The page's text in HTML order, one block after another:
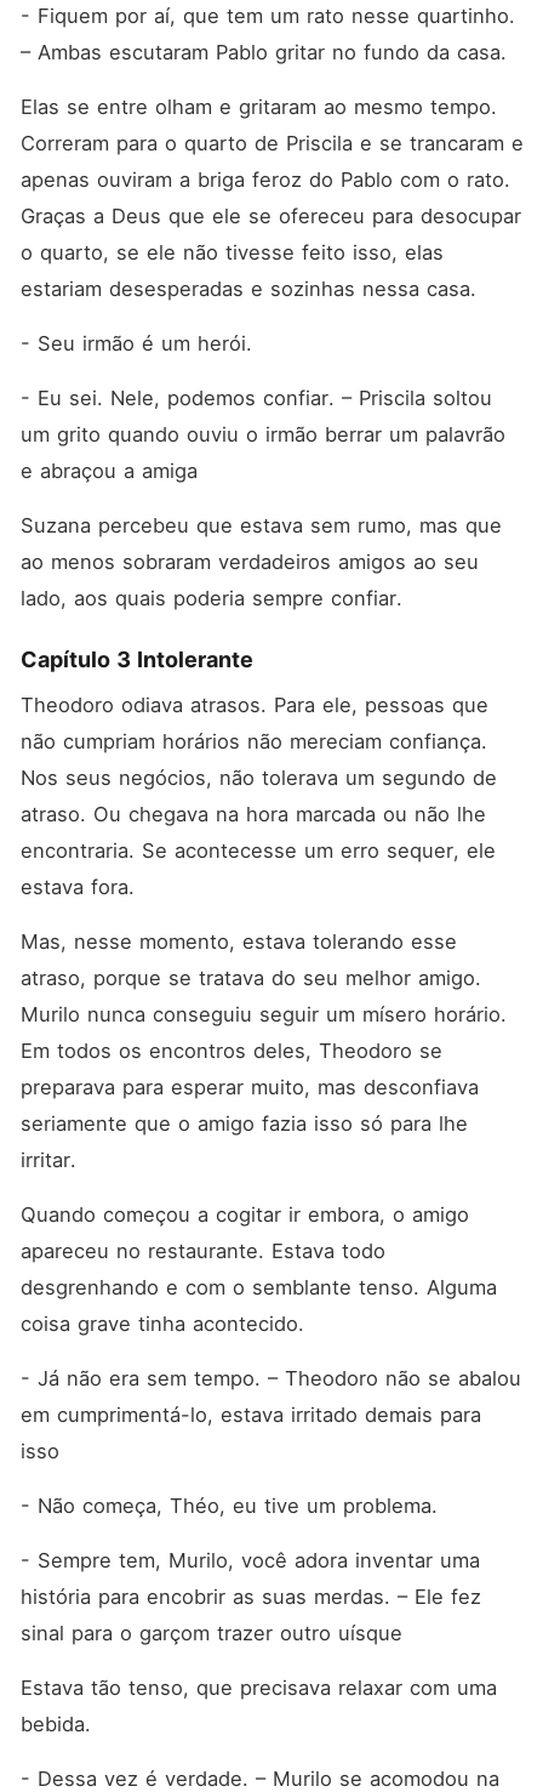
- Fiquem por aí, que tem um rato nesse quartinho.
– Ambas escutaram Pablo gritar no fundo da casa.
Elas se entre olham e gritaram ao mesmo tempo.
Correram para o quarto de Priscila e se trancaram e
apenas ouviram a briga feroz do Pablo com o rato.
Graças a Deus que ele se ofereceu para desocupar
o quarto, se ele não tivesse feito isso, elas
estariam desesperadas e sozinhas nessa casa.
- Seu irmão é um herói.
- Eu sei. Nele, podemos confiar. – Priscila soltou
um grito quando ouviu o irmão berrar um palavrão
e abraçou a amiga
Suzana percebeu que estava sem rumo, mas que
ao menos sobraram verdadeiros amigos ao seu
lado, aos quais poderia sempre confiar.
Capítulo 3 Intolerante
Theodoro odiava atrasos. Para ele, pessoas que
não cumpriam horários não mereciam confiança.
Nos seus negócios, não tolerava um segundo de
atraso. Ou chegava na hora marcada ou não lhe
encontraria. Se acontecesse um erro sequer, ele
estava fora.
Mas, nesse momento, estava tolerando esse
atraso, porque se tratava do seu melhor amigo.
Murilo nunca conseguiu seguir um mísero horário.
Em todos os encontros deles, Theodoro se
preparava para esperar muito, mas desconfiava
seriamente que o amigo fazia isso só para lhe
irritar.
Quando começou a cogitar ir embora, o amigo
apareceu no restaurante. Estava todo
desgrenhando e com o semblante tenso. Alguma
coisa grave tinha acontecido.
- Já não era sem tempo. – Theodoro não se abalou
em cumprimentá-lo, estava irritado demais para
isso
- Não começa, Théo, eu tive um problema.
- Sempre tem, Murilo, você adora inventar uma
história para encobrir as suas merdas. – Ele fez
sinal para o garçom trazer outro uísque
Estava tão tenso, que precisava relaxar com uma
bebida.
- Dessa vez é verdade. – Murilo se acomodou na